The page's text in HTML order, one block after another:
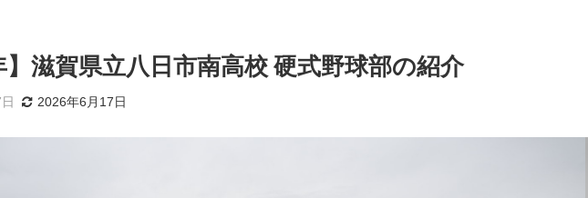
】滋賀県立八日市南高校 硬式野球部の紹介
2026年6月17日